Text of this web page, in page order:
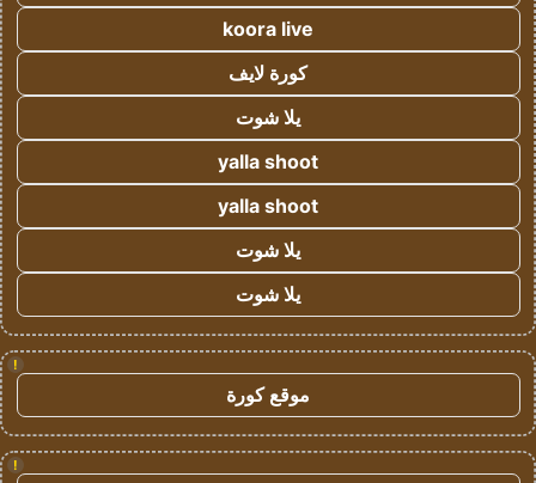
koora live
كورة لايف
يلا شوت
yalla shoot
yalla shoot
يلا شوت
يلا شوت
!
موقع كورة
!